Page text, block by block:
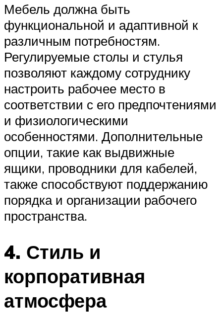
Мебель должна быть
функциональной и адаптивной к
различным потребностям.
Регулируемые столы и стулья
позволяют каждому сотруднику
настроить рабочее место в
соответствии с его предпочтениями
и физиологическими
особенностями. Дополнительные
опции, такие как выдвижные
ящики, проводники для кабелей,
также способствуют поддержанию
порядка и организации рабочего
пространства.
4. Стиль и
корпоративная
атмосфера